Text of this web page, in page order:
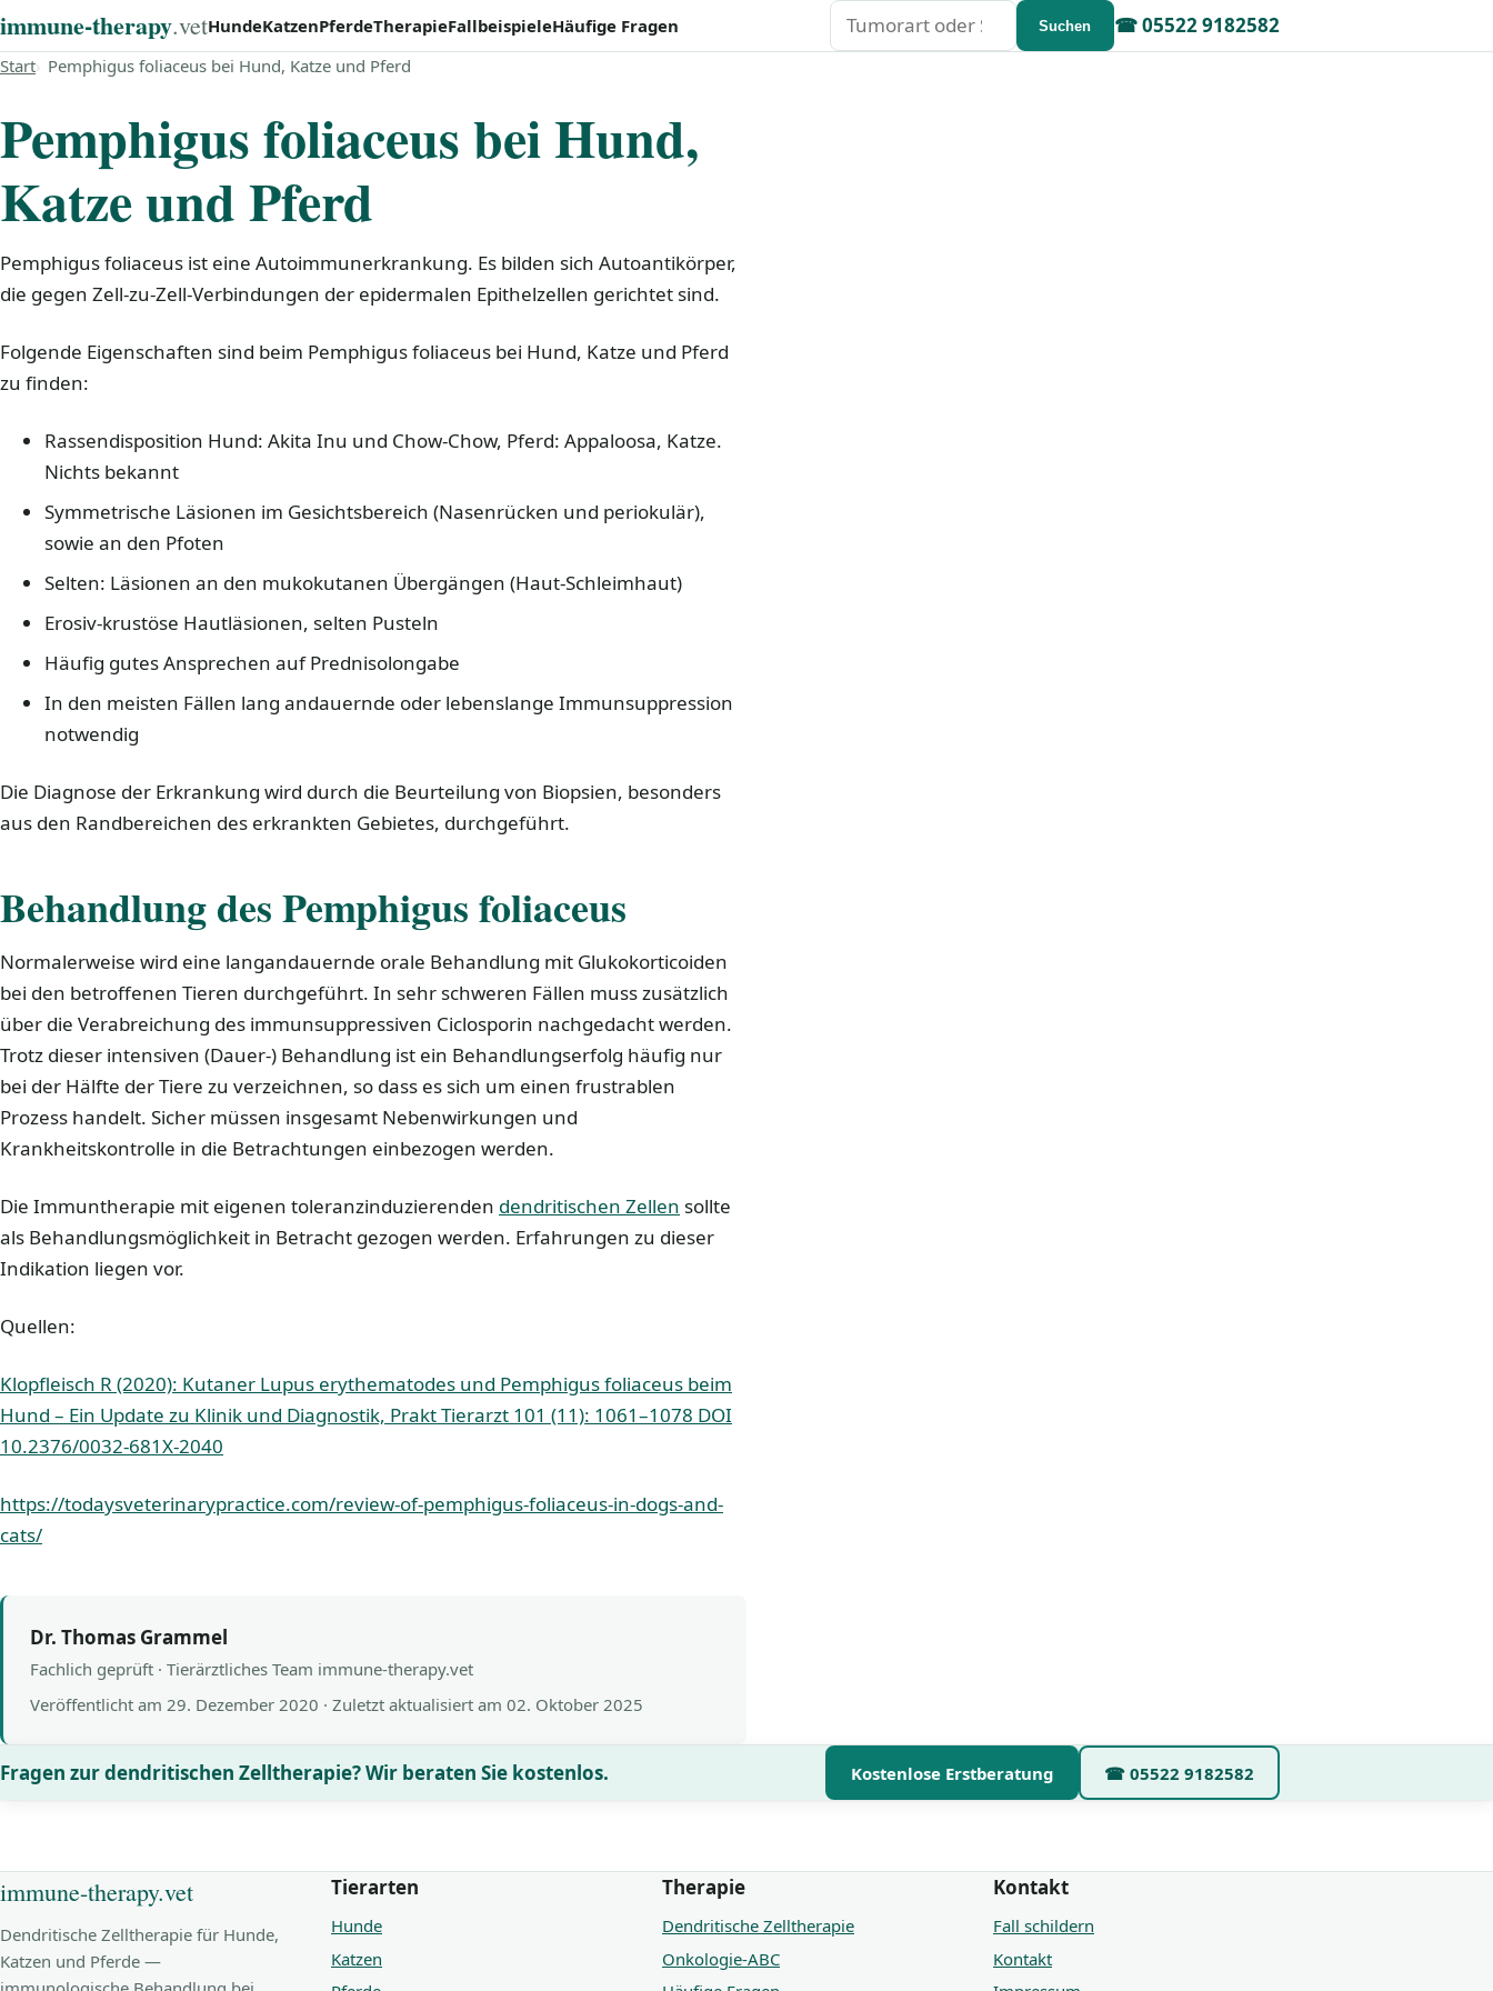
immune‑therapy.vet ☎05522 9182582
HundeKatzenPferdeTherapieFallbeispieleHäufige Fragen Suchen Suchen
Start Pemphigus foliaceus bei Hund, Katze und Pferd
Pemphigus foliaceus bei Hund,
Katze und Pferd
Pemphigus foliaceus ist eine Autoimmunerkrankung. Es bilden sich Autoantikörper,
die gegen Zell-zu-Zell-Verbindungen der epidermalen Epithelzellen gerichtet sind.
Folgende Eigenschaften sind beim Pemphigus foliaceus bei Hund, Katze und Pferd
zu finden:
Rassendisposition Hund: Akita Inu und Chow-Chow, Pferd: Appaloosa, Katze.
Nichts bekannt
Symmetrische Läsionen im Gesichtsbereich (Nasenrücken und periokulär),
sowie an den Pfoten
Selten: Läsionen an den mukokutanen Übergängen (Haut-Schleimhaut)
Erosiv-krustöse Hautläsionen, selten Pusteln
Häufig gutes Ansprechen auf Prednisolongabe
In den meisten Fällen lang andauernde oder lebenslange Immunsuppression
notwendig
Die Diagnose der Erkrankung wird durch die Beurteilung von Biopsien, besonders
aus den Randbereichen des erkrankten Gebietes, durchgeführt.
Behandlung des Pemphigus foliaceus
Normalerweise wird eine langandauernde orale Behandlung mit Glukokorticoiden
bei den betroffenen Tieren durchgeführt. In sehr schweren Fällen muss zusätzlich
über die Verabreichung des immunsuppressiven Ciclosporin nachgedacht werden.
Trotz dieser intensiven (Dauer-) Behandlung ist ein Behandlungserfolg häufig nur
bei der Hälfte der Tiere zu verzeichnen, so dass es sich um einen frustrablen
Prozess handelt. Sicher müssen insgesamt Nebenwirkungen und
Krankheitskontrolle in die Betrachtungen einbezogen werden.
Die Immuntherapie mit eigenen toleranzinduzierenden dendritischen Zellen sollte
als Behandlungsmöglichkeit in Betracht gezogen werden. Erfahrungen zu dieser
Indikation liegen vor.
Quellen:
Klopfleisch R (2020): Kutaner Lupus erythematodes und Pemphigus foliaceus beim
Hund – Ein Update zu Klinik und Diagnostik, Prakt Tierarzt 101 (11): 1061–1078 DOI
10.2376/0032-681X-2040
https://todaysveterinarypractice.com/review-of-pemphigus-foliaceus-in-dogs-and-
cats/
Dr. Thomas Grammel
Fachlich geprüft · Tierärztliches Team immune-therapy.vet
Veröffentlicht am 29. Dezember 2020 · Zuletzt aktualisiert am 02. Oktober 2025
Fragen zur dendritischen Zelltherapie? Wir beraten Sie kostenlos. Kostenlose Erstberatung ☎ 05522 9182582
immune-therapy.vet
Dendritische Zelltherapie für Hunde,
Katzen und Pferde —
Tierarten
Hunde
Katzen
Therapie
Dendritische Zelltherapie
Onkologie-ABC
Kontakt
Fall schildern
Kontakt